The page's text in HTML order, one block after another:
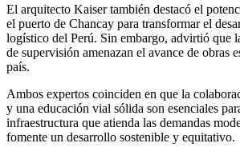
El arquitecto Kaiser también destacó el
el puerto de Chancay para transformar el
logístico del Perú. Sin embargo, advirtió que
de supervisión amenazan el avance de obras
país.
Ambos expertos coinciden en que la
y una educación vial sólida son esenciales
infraestructura que atienda las demandas
fomente un desarrollo sostenible y equitativo.